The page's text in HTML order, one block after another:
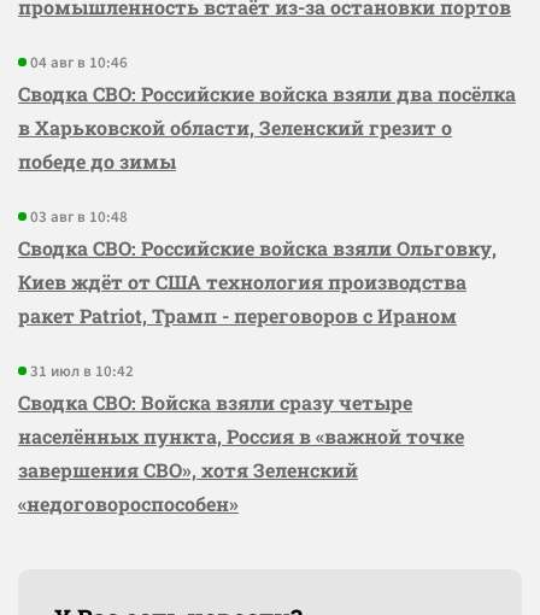
промышленность встаёт из-за остановки портов
04 авг в 10:46
Сводка СВО: Российские войска взяли два посёлка
в Харьковской области, Зеленский грезит о
победе до зимы
03 авг в 10:48
Сводка СВО: Российские войска взяли Ольговку,
Киев ждёт от США технология производства
ракет Patriot, Трамп - переговоров с Ираном
31 июл в 10:42
Сводка СВО: Войска взяли сразу четыре
населённых пункта, Россия в «важной точке
завершения СВО», хотя Зеленский
«недоговороспособен»